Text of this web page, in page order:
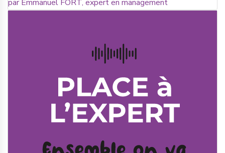
par Emmanuel FORT, expert en management